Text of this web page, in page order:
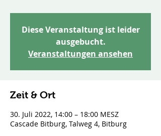
Diese Veranstaltung ist leider
ausgebucht.
Veranstaltungen ansehen
Zeit & Ort
30. Juli 2022, 14:00 – 18:00 MESZ
Cascade Bitburg, Talweg 4, Bitburg